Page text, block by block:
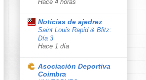
Hace 4 horas
Noticias de ajedrez
Saint Louis Rapid & Blitz:
Día 3
Hace 1 día
Asociación Deportiva
Coimbra